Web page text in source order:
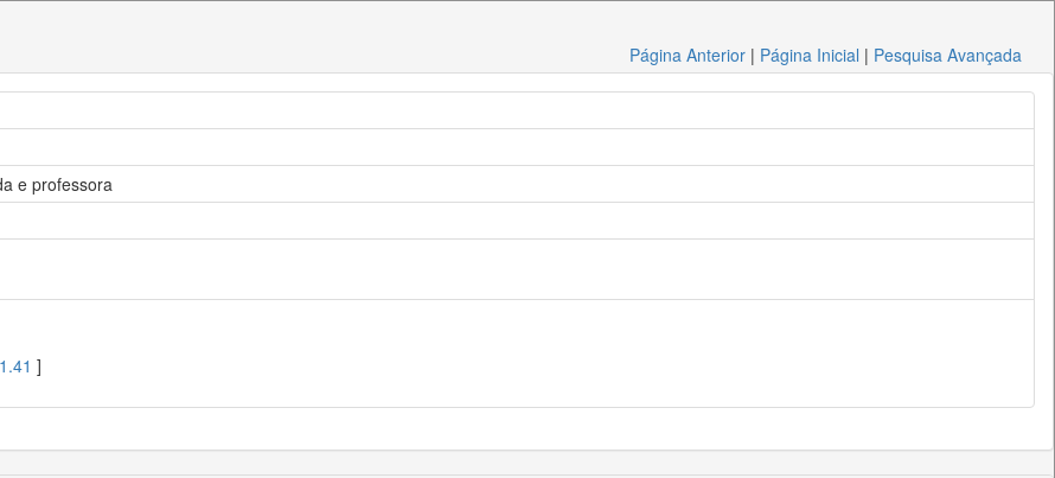
Página Anterior | Página Inicial | Pesquisa Avançada
e professora
]